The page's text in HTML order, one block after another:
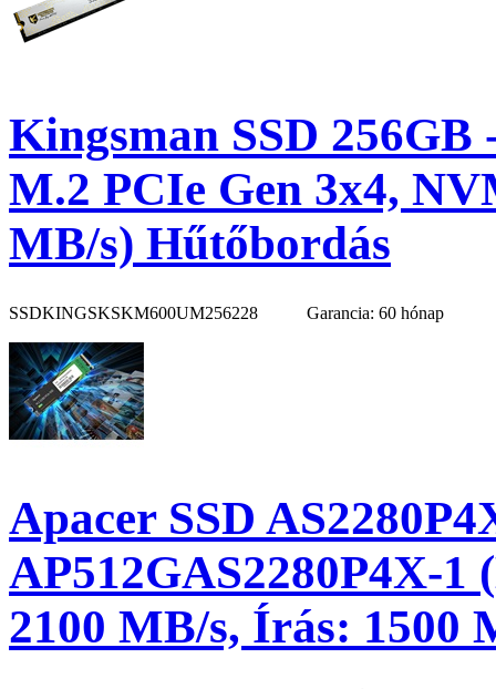
Kingsman SSD
M.2 PCIe Gen 3x4,
MB/s) Hűtőbordás
SSDKINGSKSKM600UM256228 Garancia: 60 hónap
Apacer SSD
AP512GAS2280P4X-1
2100 MB/s, Írás: 1500